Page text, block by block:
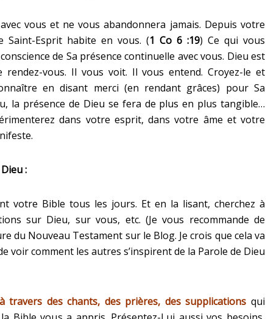
vous et ne vous abandonnera jamais. Depuis votre
Saint-Esprit habite en vous. (1 Co 6 :19) Ce qui vous
de Sa présence continuelle avec vous. Dieu est
rendez-vous. Il vous voit. Il vous entend. Croyez-le et
en disant merci (en rendant grâces) pour Sa
la présence de Dieu se fera de plus en plus tangible…
dans votre esprit, dans votre âme et votre
:
votre Bible tous les jours. Et en la lisant, cherchez à
sur Dieu, sur vous, etc. (Je vous recommande de
du Nouveau Testament sur le Blog. Je crois que cela va
voir comment les autres s’inspirent de la Parole de Dieu
travers des chants, des prières, des supplications qui